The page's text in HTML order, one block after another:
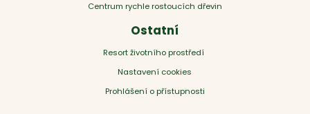
Centrum rychle rostoucích dřevin
Ostatní
Resort životního prostředí
Nastavení cookies
Prohlášení o přístupnosti